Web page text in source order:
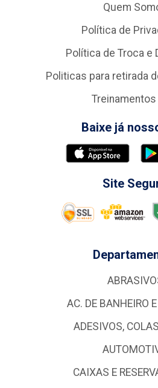
Quem
Política de
Política de Troca e
Politicas para retirada
Treinamentos
Baixe já
Site
AC. DE BANHEIRO
ADESIVOS,
CAIXAS E